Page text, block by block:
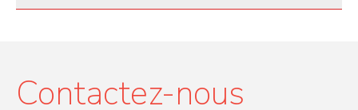
Contactez-nous